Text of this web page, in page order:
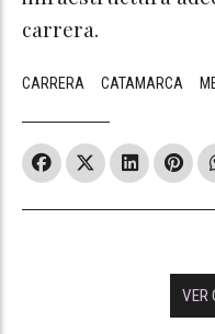
carrera.
CARRERA CATAMARCA
VER